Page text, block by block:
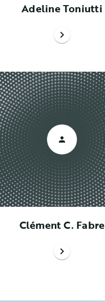
Adeline Toniutti
chevron_right
Clément C. Fabre
chevron_right